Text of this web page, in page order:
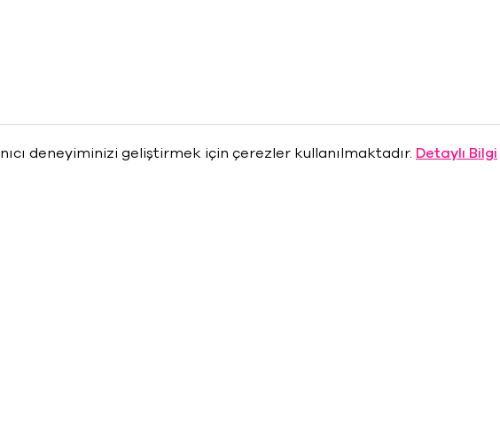
deneyiminizi geliştirmek için çerezler kullanılmaktadır. Detaylı Bilgi